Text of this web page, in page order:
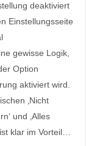
deaktiviert
Einstellungsseite
gewisse Logik,
Option
aktiviert wird.
‚Nicht
und ‚Alles
klar im Vorteil…